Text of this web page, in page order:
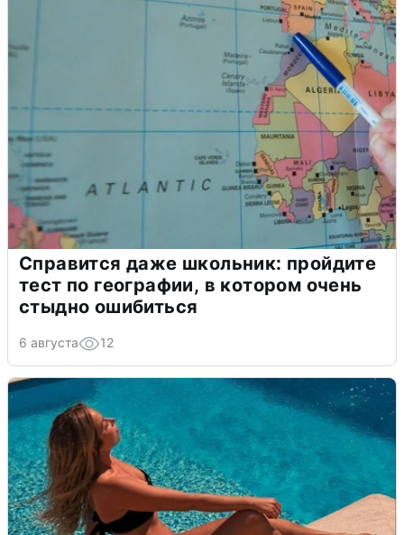
Справится даже школьник: пройдите
тест по географии, в котором очень
стыдно ошибиться
6 августа 12